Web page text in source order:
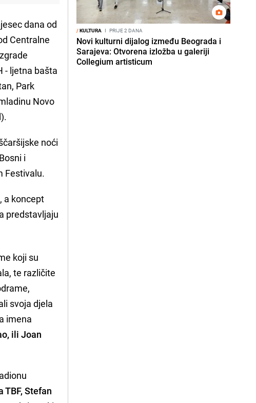
dana od
Centralne
- ljetna bašta
Park
Novo
noći
i
Festivalu.
a koncept
predstavljaju
koji su
te različite
svoja djela
imena
ili Joan
Stefan
/KULTURA I PRIJE 2 DANA
Novi kulturni dijalog između Beograda i
Sarajeva: Otvorena izložba u galeriji
Collegium artisticum